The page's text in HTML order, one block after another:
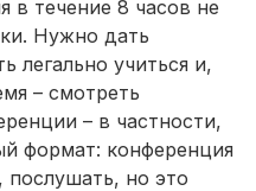
в течение 8 часов не
Нужно дать
легально учиться и,
– смотреть
– в частности,
формат: конференция
послушать, но это